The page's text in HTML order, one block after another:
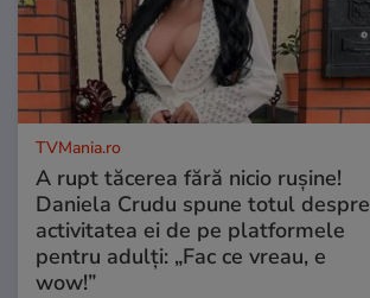
TVMania.ro
A rupt tăcerea fără nicio rușine!
Daniela Crudu spune totul despre
activitatea ei de pe platformele
pentru adulți: „Fac ce vreau, e
wow!”